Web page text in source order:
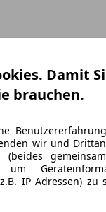
Damit
brauchen.
wir und
(beides
um
IP Adressen) zu